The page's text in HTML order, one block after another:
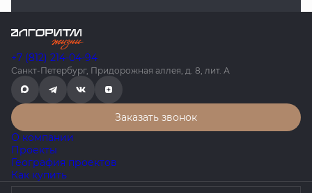
+7 (812) 214-04-94
Санкт-Петербург, Придорожная аллея, д. 8, лит. А
Заказать звонок
О компании
Проекты
География проектов
Как купить